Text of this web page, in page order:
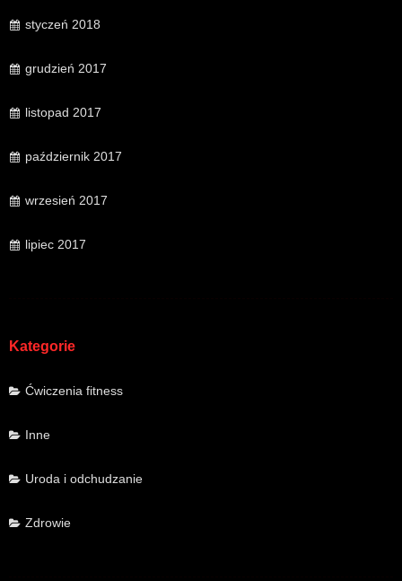
styczeń 2018
grudzień 2017
listopad 2017
październik 2017
wrzesień 2017
lipiec 2017
Kategorie
Ćwiczenia fitness
Inne
Uroda i odchudzanie
Zdrowie